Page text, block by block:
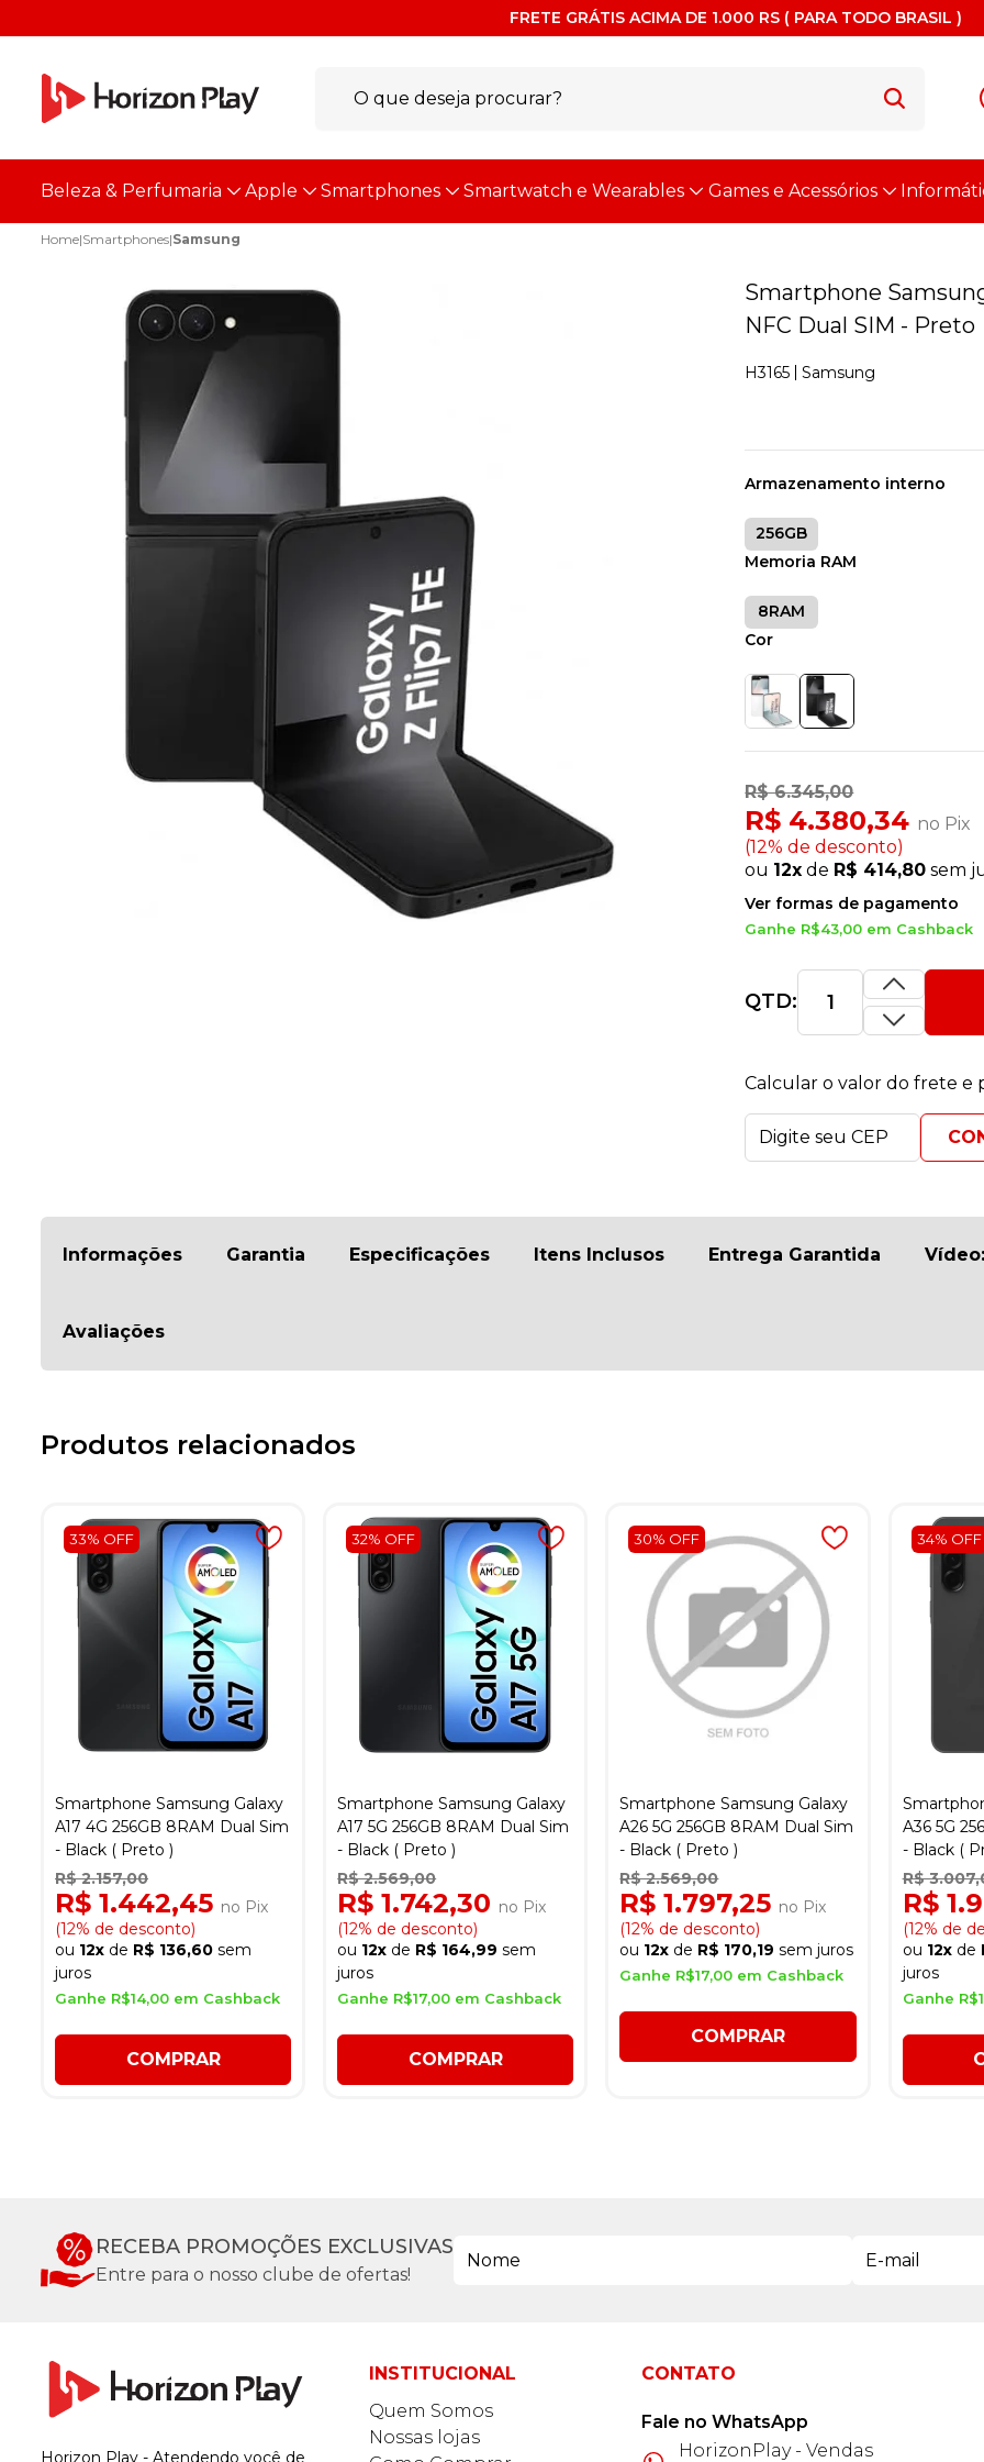
FRETE GRÁTIS ACIMA DE 1.000 RS ( PARA TODO BRASIL )
Beleza & Perfumaria Apple Smartphones Smartwatch e Wearables Games e Acessórios
Home|Smartphones|Samsung
Smartphone
NFC Dual SIM - Preto
H3165 Samsung
R$ 6.345,00
R$ 4.380,34 no Pix
(12% de desconto)
ou 12x de R$ 414,80 sem
Ver formas de pagamento
Ganhe R$43,00 em Cashback
Armazenamento interno
256GB
Memoria RAM
8RAM
Cor
QTD:
Calcular o valor do frete e
Informações Garantia Especificações Itens Inclusos Entrega Garantida
Avaliações
Produtos relacionados
33% OFF
Smartphone Samsung Galaxy
A17 4G 256GB 8RAM Dual Sim
- Black ( Preto )
R$ 2.157,00
R$ 1.442,45 no Pix
(12% de desconto)
ou 12x de R$ 136,60 sem
juros
Ganhe R$14,00 em Cashback
COMPRAR
32% OFF
Smartphone Samsung Galaxy
A17 5G 256GB 8RAM Dual Sim
- Black ( Preto )
R$ 2.569,00
R$ 1.742,30 no Pix
(12% de desconto)
ou 12x de R$ 164,99 sem
juros
Ganhe R$17,00 em Cashback
COMPRAR
30% OFF
Smartphone Samsung Galaxy
A26 5G 256GB 8RAM Dual Sim
- Black ( Preto )
R$ 2.569,00
R$ 1.797,25 no Pix
(12% de desconto)
ou 12x de R$ 170,19 sem juros
Ganhe R$17,00 em Cashback
COMPRAR
34% OFF
A36 5G
- Black (
R$
R$
(12% de
ou 12xde
juros
Ganhe
RECEBA PROMOÇÕES EXCLUSIVAS
Entre para o nosso clube de ofertas!
Horizon Play - Atendendo você de
INSTITUCIONAL
Quem Somos
Nossas lojas
CONTATO
Fale no WhatsApp
HorizonPlay - Vendas